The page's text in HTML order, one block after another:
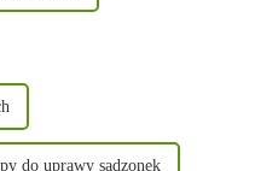
do uprawy sadzonek